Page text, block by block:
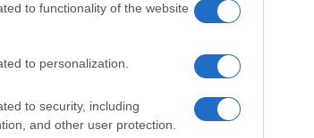
to functionality of the website
to personalization.
to security, including
and other user protection.
delegare alle
personale. La
umano che
considerare il